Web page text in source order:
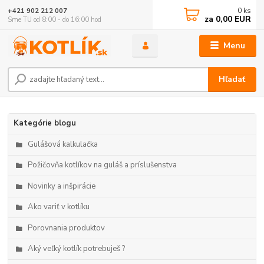
Menu
Hľadať
+421 902 212 007
Sme TU od 8:00 - do 16:00 hod
0 ks
za 0,00 EUR
Kategórie blogu
Gulášová kalkulačka
Požičovňa kotlíkov na guláš a príslušenstva
Novinky a inšpirácie
Ako variť v kotlíku
Porovnania produktov
Aký veľký kotlík potrebuješ ?